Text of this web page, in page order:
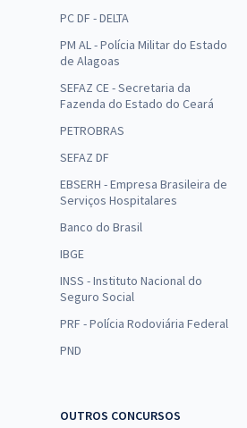
PC DF - DELTA
PM AL - Polícia Militar do Estado
de Alagoas
SEFAZ CE - Secretaria da
Fazenda do Estado do Ceará
PETROBRAS
SEFAZ DF
EBSERH - Empresa Brasileira de
Serviços Hospitalares
Banco do Brasil
IBGE
INSS - Instituto Nacional do
Seguro Social
PRF - Polícia Rodoviária Federal
PND
OUTROS CONCURSOS